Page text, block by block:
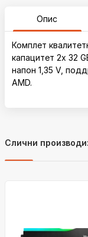
Опис
Комплет
капацитет 2x 32
напон 1,35 V,
AMD.
Слични производи: